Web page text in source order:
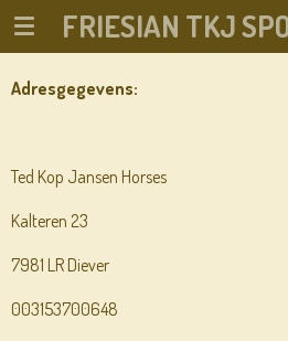
Zum
Hauptinhalt
FRIESIAN TKJ
Adresgegevens:
Ted Kop Jansen Horses
Kalteren 23
7981 LR Diever
003153700648